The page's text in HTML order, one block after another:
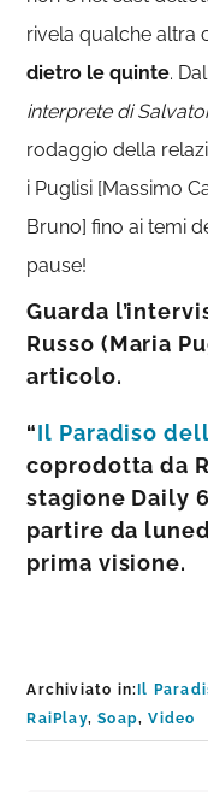
rivela qualche altra
dietro le quinte.
interprete di
rodaggio della
i Puglisi [Massimo
Bruno] fino ai temi
pause!
Guarda
Russo (Maria
articolo.
“Il Paradiso
coprodotta da
stagione Daily
partire da
prima visione.
Archiviato in: Il
RaiPlay,Soap,Video